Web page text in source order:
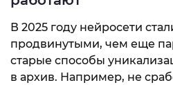
В 2025 году нейросети
продвинутыми, чем еще
старые способы
в архив. Например, не